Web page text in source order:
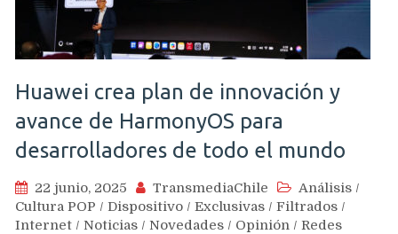
Huawei crea plan de innovación y
avance de HarmonyOS para
desarrolladores de todo el mundo
22 junio, 2025 TransmediaChile Análisis /
Cultura POP / Dispositivo / Exclusivas / Filtrados /
Internet / Noticias / Novedades / Opinión / Redes